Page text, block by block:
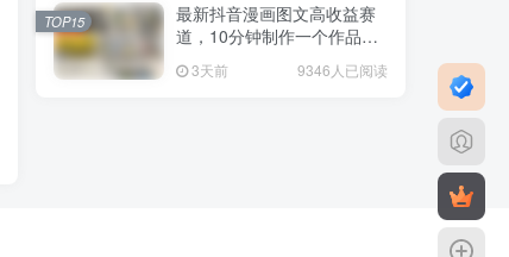
最新抖音漫画图文高收益赛
道，10分钟制作一个作品，
稳拿创作者伙伴计划收益
3天前 9346人已阅读
TOP15